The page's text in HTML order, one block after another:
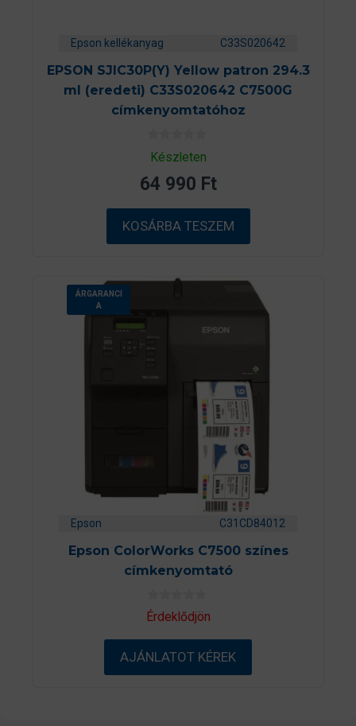
Epson kellékanyag C33S020642
EPSON SJIC30P(Y) Yellow patron 294.3
ml (eredeti) C33S020642 C7500G
címkenyomtatóhoz
0
a
5
b
ő
l
Készleten
64 990 Ft
KOSÁRBA TESZEM
ÁRGARANCI
A
Epson C31CD84012
Epson ColorWorks C7500 színes
címkenyomtató
0
a
-
ő
Érdeklődjön
AJÁNLATOT KÉREK